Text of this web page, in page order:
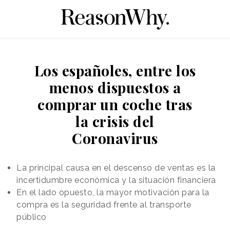
Los españoles, entre los
menos dispuestos a
comprar un coche tras
la crisis del
Coronavirus
La principal causa en el descenso de ventas es la
incertidumbre económica y la situación financiera
En el lado opuesto, la mayor motivación para la
compra es la seguridad frente al transporte
público